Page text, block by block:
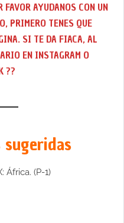
AYUDANOS CON UN
PRIMERO TENES QUE
SI TE DA FIACA, AL
EN INSTAGRAM O
??
sugeridas
África. (P-1)